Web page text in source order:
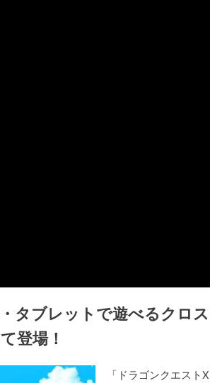
タブレットで遊べるクロ
登場！
「ドラゴンクエスト